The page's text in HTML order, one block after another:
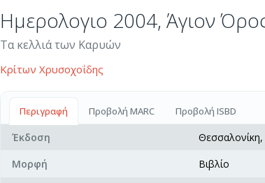
Ημερολογιο 2004, Άγιον
Τα κελλιά των Καρυών
Κρίτων Χρυσοχοΐδης
Περιγραφή Προβολή MARC Προβολή ISBD
Έκδοση
Θεσσαλονίκη,
Μορφή
Βιβλίο